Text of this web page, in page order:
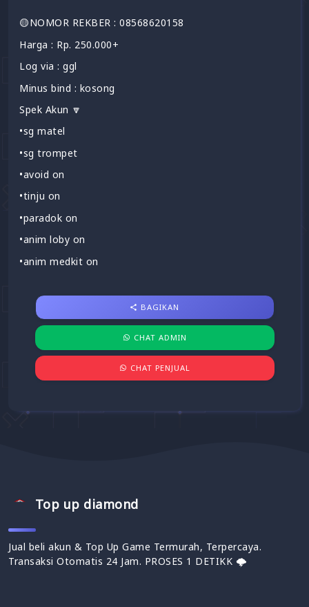
🟡NOMOR REKBER : 08568620158
Harga : Rp. 250.000+
Log via : ggl
Minus bind : kosong
Spek Akun 🔽
•sg matel
•sg trompet
•avoid on
•tinju on
•paradok on
•anim loby on
•anim medkit on
BAGIKAN
CHAT ADMIN
CHAT PENJUAL
Top up diamond
Jual beli akun & Top Up Game Termurah, Terpercaya.
Transaksi Otomatis 24 Jam. PROSES 1 DETIKK 🌩